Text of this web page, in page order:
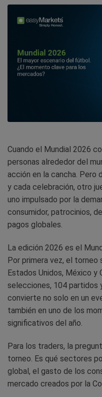
Cuando el Mundial 2026
personas alrededor del
acción en la cancha. Pero
y cada celebración, otro
uno impulsado por la
consumidor, patrocinios,
pagos globales.
La edición 2026 es el
Por primera vez, el torneo
Estados Unidos, México y
selecciones, 104 partidos
convierte no solo en un
también en uno de los
significativos del año.
Para los traders, la
torneo. Es qué sectores
global, el gasto de los
mercado creados por la